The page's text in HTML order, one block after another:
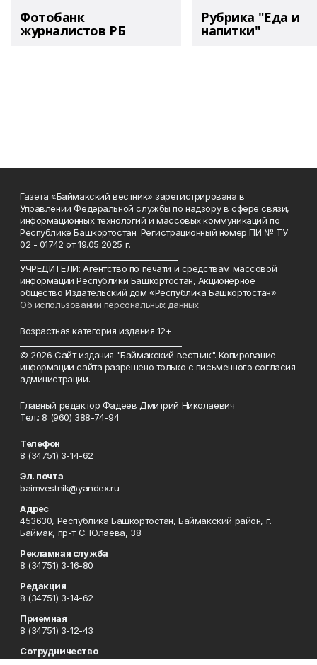
Фотобанк
журналистов РБ
Рубрика "Еда и
напитки"
Газета «Баймакский вестник» зарегистрирована в
Управлении Федеральной службы по надзору в сфере связи,
информационных технологий и массовых коммуникаций по
Республике Башкортостан. Регистрационный номер ПИ № ТУ
02 - 01742 от 19.05.2025 г.
УЧРЕДИТЕЛИ: Агентство по печати и средствам массовой
информации Республики Башкортостан, Акционерное
общество Издательский дом «Республика Башкортостан»
Об использовании персональных данных
Возрастная категория издания 12+
© 2026 Сайт издания "Баймакский вестник". Копирование
информации сайта разрешено только с письменного согласия
администрации.
Главный редактор Фадеев Дмитрий Николаевич
Тел.: 8 (960) 388-74-94
Телефон
8 (34751) 3-14-62
Эл. почта
baimvestnik@yandex.ru
Адрес
453630, Республика Башкортостан, Баймакский район, г.
Баймак, пр-т С. Юлаева, 38
Рекламная служба
8 (34751) 3-16-80
Редакция
8 (34751) 3-14-62
Приемная
8 (34751) 3-12-43
Сотрудничество